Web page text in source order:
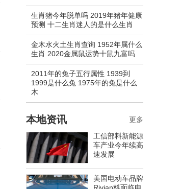
生肖猪今年脱单吗 2019年猪年健康
预测 十二生肖迷人的是什么生肖
金木水火土生肖查询 1952年属什么
生肖 2020金属鼠运势十鼠九富吗
2011年的兔子五行属性 1939到
1999是什么兔 1975年的兔是什么
木
本地资讯
工信部料新能源
车产业今年续高
速发展
美国电动车品牌
更多